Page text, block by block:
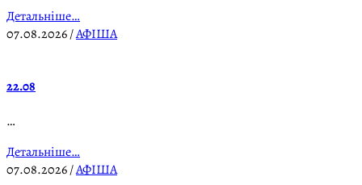
Детальніше…
07.08.2026/АФІША
22.08
…
Детальніше…
07.08.2026/АФІША